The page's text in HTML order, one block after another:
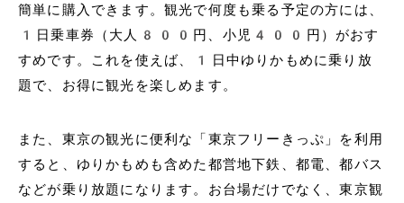
簡単に購入できます。観光で何度も乗る予定の方には、
1日乗車券（大人800円、小児400円）がおす
すめです。これを使えば、1日中ゆりかもめに乗り放
題で、お得に観光を楽しめます。
また、東京の観光に便利な「東京フリーきっぷ」を利用
すると、ゆりかもめも含めた都営地下鉄、都電、都バス
などが乗り放題になります。お台場だけでなく、東京観